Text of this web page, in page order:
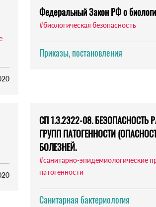
Федеральный Закон РФ о
#биологическая безопасность
Приказы, постановления
СП 1.3.2322-08.
ГРУПП ПАТОГЕННОСТИ
БОЛЕЗНЕЙ.
#санитарно-эпидемиологические
патогенности
Санитарная бактериология